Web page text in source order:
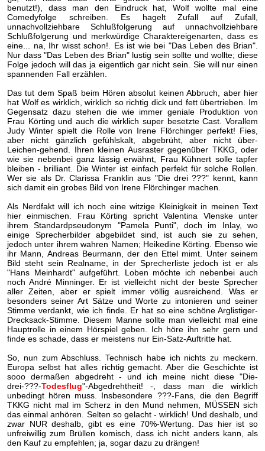
benutzt!), dass man den Eindruck hat, Wolf wollte mal eine
Comedyfolge schreiben. Es hagelt Zufall auf Zufall,
unnachvollziehbare Schlußfolgerung auf unnachvollziehbare
Schlußfolgerung und merkwürdige Charaktereigenarten, dass es
eine... na, Ihr wisst schon!. Es ist wie bei "Das Leben des Brian".
Nur dass "Das Leben des Brian" lustig sein sollte und wollte; diese
Folge jedoch will das ja eigentlich gar nicht sein. Sie will nur einen
spannenden Fall erzählen.
Das tut dem Spaß beim Hören absolut keinen Abbruch, aber hier
hat Wolf es wirklich, wirklich so richtig dick und fett übertrieben. Im
Gegensatz dazu stehen die wie immer geniale Produktion von
Frau Körting und auch die wirklich super besetzte Cast. Vorallem
Judy Winter spielt die Rolle von Irene Flörchinger perfekt! Fies,
aber nicht gänzlich gefühlskalt, abgebrüht, aber nicht über-
Leichen-gehend. Ihren kleinen Ausraster gegenüber TKKG, oder
wie sie nebenbei ganz lässig erwähnt, Frau Kühnert solle tapfer
bleiben - brilliant. Die Winter ist einfach perfekt für solche Rollen.
Wer sie als Dr. Clarissa Franklin aus "Die drei ???" kennt, kann
sich damit ein grobes Bild von Irene Flörchinger machen.
Als Nerdfakt will ich noch eine witzige Kleinigkeit in meinen Text
hier einmischen. Frau Körting spricht Valentina Vlenske unter
ihrem Standardpseudonym "Pamela Punti", doch im Inlay, wo
einige Sprecherbilder abgebildet sind, ist auch sie zu sehen,
jedoch unter ihrem wahren Namen; Heikedine Körting. Ebenso wie
ihr Mann, Andreas Beurmann, der den Ettel mimt. Unter seinem
Bild steht sein Realname, in der Sprecherliste jedoch ist er als
"Hans Meinhardt" aufgeführt. Loben möchte ich nebenbei auch
noch André Minninger. Er ist vielleicht nicht der beste Sprecher
aller Zeiten, aber er spielt immer völlig ausreichend. Was er
besonders seiner Art Sätze und Worte zu intonieren und seiner
Stimme verdankt, wie ich finde. Er hat so eine schöne Arglistiger-
Drecksack-Stimme. Diesem Manne sollte man vielleicht mal eine
Hauptrolle in einem Hörspiel geben. Ich höre ihn sehr gern und
finde es schade, dass er meistens nur Ein-Satz-Auftritte hat.
So, nun zum Abschluss. Technisch habe ich nichts zu meckern.
Europa selbst hat alles richtig gemacht. Aber die Geschichte ist
sooo dermaßen abgedreht - und ich meine nicht diese "Die-
drei-???-Todesflug"-Abgedrehtheit! -, dass man die wirklich
unbedingt hören muss. Insbesondere ???-Fans, die den Begriff
TKKG nicht mal im Scherz in den Mund nehmen, MÜSSEN sich
das einmal anhören. Selten so gelacht - wirklich! Und deshalb, und
zwar NUR deshalb, gibt es eine 70%-Wertung. Das hier ist so
unfreiwillig zum Brüllen komisch, dass ich nicht anders kann, als
den Kauf zu empfehlen; ja, sogar dazu zu drängen!